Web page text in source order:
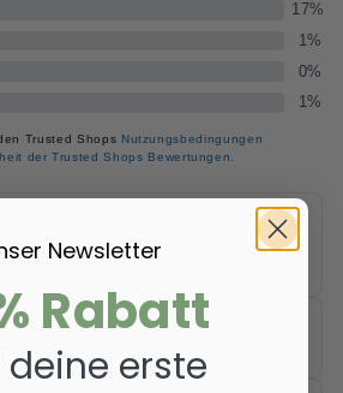
Newsletter
Rabatt
erste